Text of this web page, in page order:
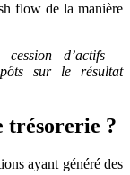
flow de la manière
d’actifs –
sur le résultat
trésorerie ?
ayant généré des